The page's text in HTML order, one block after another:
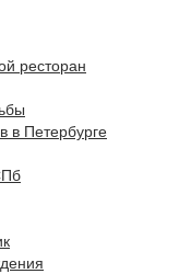
ресторан
в Петербурге